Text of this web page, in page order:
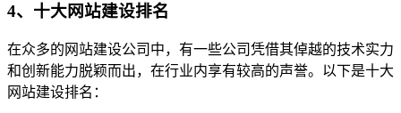
4、十大网站建设排名
在众多的网站建设公司中，有一些公司凭借其倬越的技术实力
和创新能力脱颖而出，在行业内享有较高的声誉。以下是十大
网站建设排名：